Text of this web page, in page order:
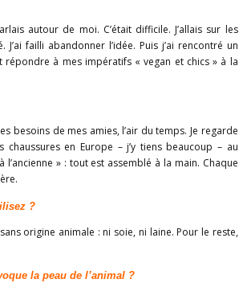
autour de moi. C’était difficile. J’allais sur les
failli abandonner l’idée. Puis j’ai rencontré un
à mes impératifs « vegan et chics » à la
besoins de mes amies, l’air du temps. Je regarde
en Europe – j’y tiens beaucoup – au
» : tout est assemblé à la main. Chaque
?
origine animale : ni soie, ni laine. Pour le reste,
la peau de l’animal ?